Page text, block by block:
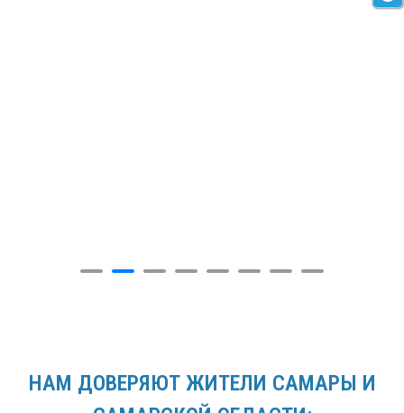
НАМ ДОВЕРЯЮТ ЖИТЕЛИ САМАРЫ И